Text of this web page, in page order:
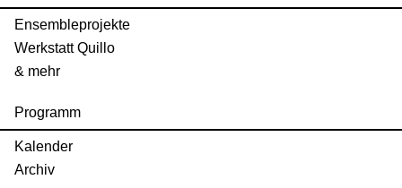
Ensembleprojekte
Werkstatt Quillo
& mehr
Programm
Kalender
Archiv